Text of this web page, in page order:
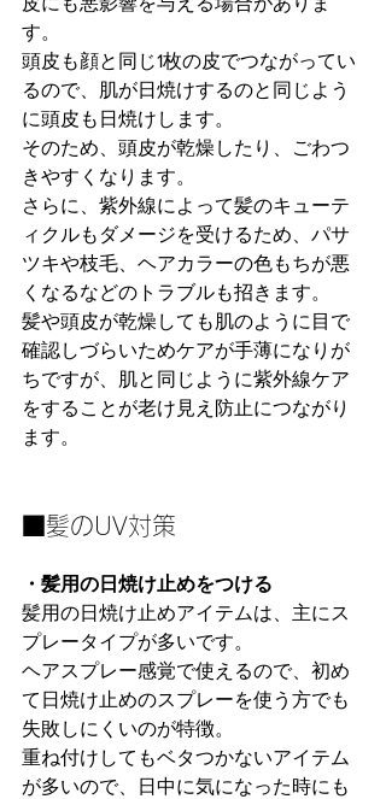
す。
頭皮も顔と同じ1枚の皮でつながってい
るので、肌が日焼けするのと同じよう
に頭皮も日焼けします。
そのため、頭皮が乾燥したり、ごわつ
きやすくなります。
さらに、紫外線によって髪のキューテ
ィクルもダメージを受けるため、パサ
ツキや枝毛、ヘアカラーの色もちが悪
くなるなどのトラブルも招きます。
髪や頭皮が乾燥しても肌のように目で
確認しづらいためケアが手薄になりが
ちですが、肌と同じように紫外線ケア
をすることが老け見え防止につながり
ます。
■髪のUV対策
・髪用の日焼け止めをつける
髪用の日焼け止めアイテムは、主にス
プレータイプが多いです。
ヘアスプレー感覚で使えるので、初め
て日焼け止めのスプレーを使う方でも
失敗しにくいのが特徴。
重ね付けしてもベタつかないアイテム
が多いので、日中に気になった時にも